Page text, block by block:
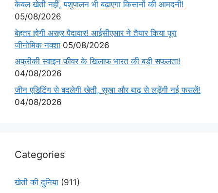
केवल खेती नहीं, पशुपालन भी बढ़ाएगा किसानों की आमदनी!
05/08/2026
बेहतर होगी अरहर पैदावार! आईसीएआर ने तैयार किया पूरा
जीनोमिक नक्शा 05/08/2026
अफ्रीकी स्वाइन फीवर के खिलाफ भारत की बड़ी सफलता!
04/08/2026
जीन एडिटिंग से बदलेगी खेती, सूखा और बाढ़ से लड़ेंगी नई फसलें!
04/08/2026
Categories
खेती की दुनिया (911)